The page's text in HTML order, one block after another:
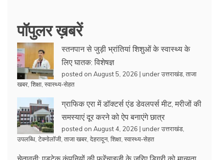
पॉपुलर ख़बरें
स्तनपान से जुड़ी भ्रांतियां शिशुओं के स्वास्थ्य के
लिए घातक: विशेषज्ञ
posted on August 5, 2026 | underउत्तराखंड ताजा
खबर शिक्षा स्वास्थ्य-सेहत
ग्राफिक एरा में डॉक्टर्स एंड डेवलपर्स मीट, मरीजों की
समस्याएं दूर करने को ऐप बनाएंगे छात्र
posted on August 4, 2026 | underउत्तराखंड
उपलब्धि टेक्नोलॉजी ताजा खबर देहरादून, शिक्षा स्वास्थ्य-सेहत